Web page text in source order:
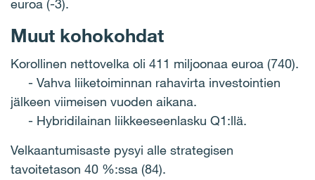
euroa (-3).
Muut kohokohdat
Korollinen nettovelka oli 411 miljoonaa euroa (740).
- Vahva liiketoiminnan rahavirta investointien
jälkeen viimeisen vuoden aikana.
- Hybridilainan liikkeeseenlasku Q1:llä.
Velkaantumisaste pysyi alle strategisen
tavoitetason 40 %:ssa (84).